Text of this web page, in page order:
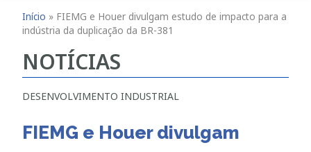
Início » FIEMG e Houer divulgam estudo de impacto para a
indústria da duplicação da BR-381
NOTÍCIAS
DESENVOLVIMENTO INDUSTRIAL
FIEMG e Houer divulgam